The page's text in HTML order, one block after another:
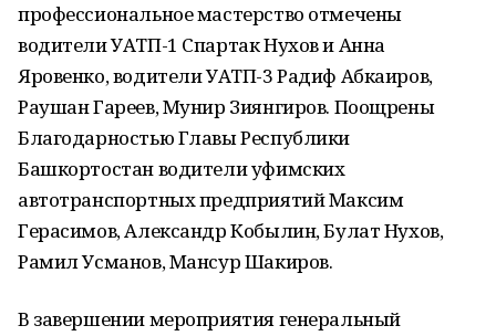
профессиональное мастерство отмечены
водители УАТП-1 Спартак Нухов и Анна
Яровенко, водители УАТП-3 Радиф Абкаиров,
Раушан Гареев, Мунир Зиянгиров. Поощрены
Благодарностью Главы Республики
Башкортостан водители уфимских
автотранспортных предприятий Максим
Герасимов, Александр Кобылин, Булат Нухов,
Рамил Усманов, Мансур Шакиров.
В завершении мероприятия генеральный